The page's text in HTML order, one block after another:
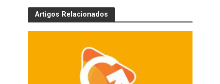
Artigos Relacionados